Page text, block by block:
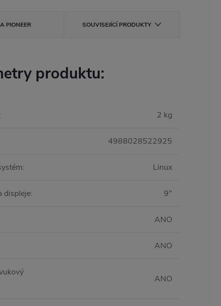
PIONEER SOUVISEJÍCÍ PRODUKTY
produktu:
: 2 kg
4988028522925
: Linux
displeje: 9"
ANO
ANO
ANO